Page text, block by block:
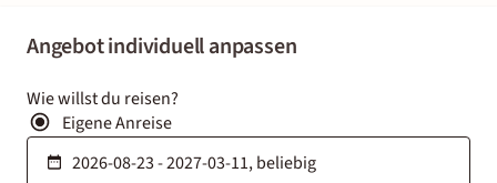
Angebot individuell anpassen
Wie willst du reisen?
Eigene Anreise